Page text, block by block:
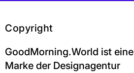
Copyright
GoodMorning.World ist eine
Marke der Designagentur